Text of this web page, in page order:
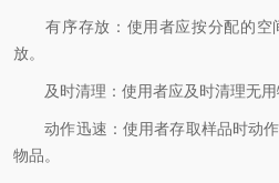
有序存放：使用者应按分配的空
放。
及时清理：使用者应及时清理无用
动作迅速：使用者存取样品时动作
物品。